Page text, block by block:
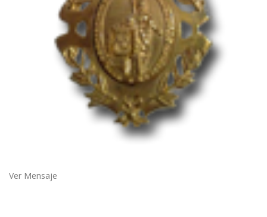
Ver Mensaje